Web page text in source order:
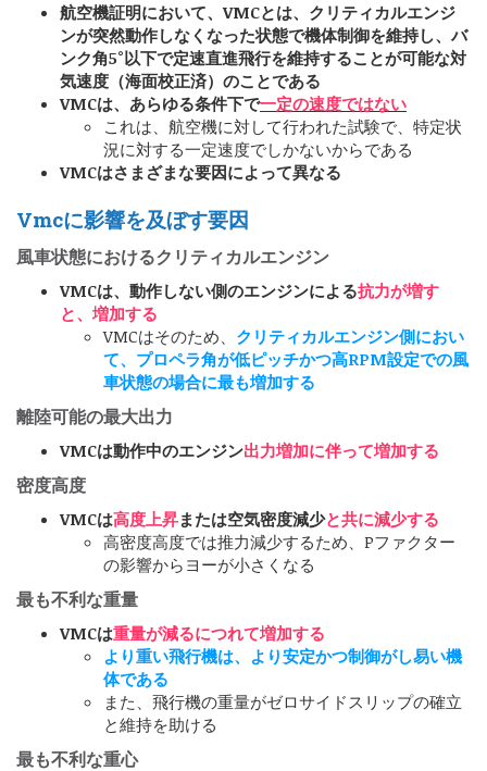
航空機証明において、VMCとは、クリティカルエンジ
ンが突然動作しなくなった状態で機体制御を維持し、バ
ンク角5°以下で定速直進飛行を維持することが可能な対
気速度（海面校正済）のことである
VMCは、あらゆる条件下で一定の速度ではない
これは、航空機に対して行われた試験で、特定状
況に対する一定速度でしかないからである
VMCはさまざまな要因によって異なる
Vmcに影響を及ぼす要因
風車状態におけるクリティカルエンジン
VMCは、動作しない側のエンジンによる抗力が増す
と、増加する
VMCはそのため、 クリティカルエンジン側におい
て、プロペラ角が低ピッチかつ高RPM設定での風
車状態の場合に最も増加する
離陸可能の最大出力
VMCは動作中のエンジン出力増加に伴って増加する
密度高度
VMCは高度上昇または空気密度減少と共に減少する
高密度高度では推力減少するため、Pファクター
の影響からヨーが小さくなる
最も不利な重量
VMCは重量が減るにつれて増加する
より重い飛行機は、より安定かつ制御がし易い機
体である
また、飛行機の重量がゼロサイドスリップの確立
と維持を助ける
最も不利な重心